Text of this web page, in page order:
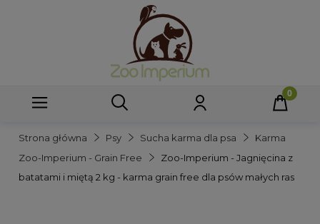
Strona główna Psy Sucha karma dla psa
Karma
Zoo-Imperium - Grain Free
Zoo-Imperium - Jagnięcina z
batatami i miętą 2 kg - karma grain free dla psów małych ras